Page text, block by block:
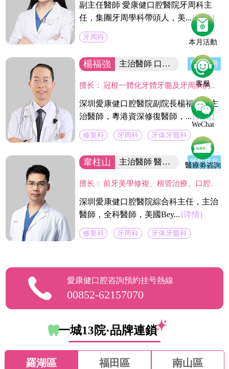
本月活動
客服
WeChat
醫療劵咨詢
副主任醫師 愛康健口腔醫院牙周科主
任，集團牙周學科帶頭人，美...[详情]
牙周科
楊福強 主治醫師 口腔醫院副院長 预约挂号
擅长： 冠根一體化牙體牙髓及牙周病的診療，復雜牙的拔除，牙體缺損的嵌體修復，以及烤瓷冠、義齒的修復等方面的診治，在水激光治牙方面有著豐富的臨床經驗。臨床工作中致力於牙體保存，種植修復設計，咬合功能重建，微創美學牙體修復等。
深圳愛康健口腔醫院副院長楊福強，主
治醫師，粵港資深修復醫師，...[详情]
修复科 牙周科 牙体牙髓科
韋柱山 主治醫師 醫院綜合科主任 预约挂号
擅长： 前牙美學修複、根管治療、口腔修複、美容修複等。不僅熟練掌握口腔牙體、牙髓、牙周治療等常見疾病的治療，並在牙齒美白技術上獨具壹格，對修複各種色素牙、氟斑牙、四環素牙、黃牙等有豐富經驗。
深圳愛康健口腔醫院綜合科主任，主治
醫師，全科醫師，美國Bey... [详情]
修复科 牙周科 牙体牙髓科
愛康健口腔咨詢預約挂号熱線
00852-62157070
一城13院·品牌連鎖
羅湖區 福田區 南山區